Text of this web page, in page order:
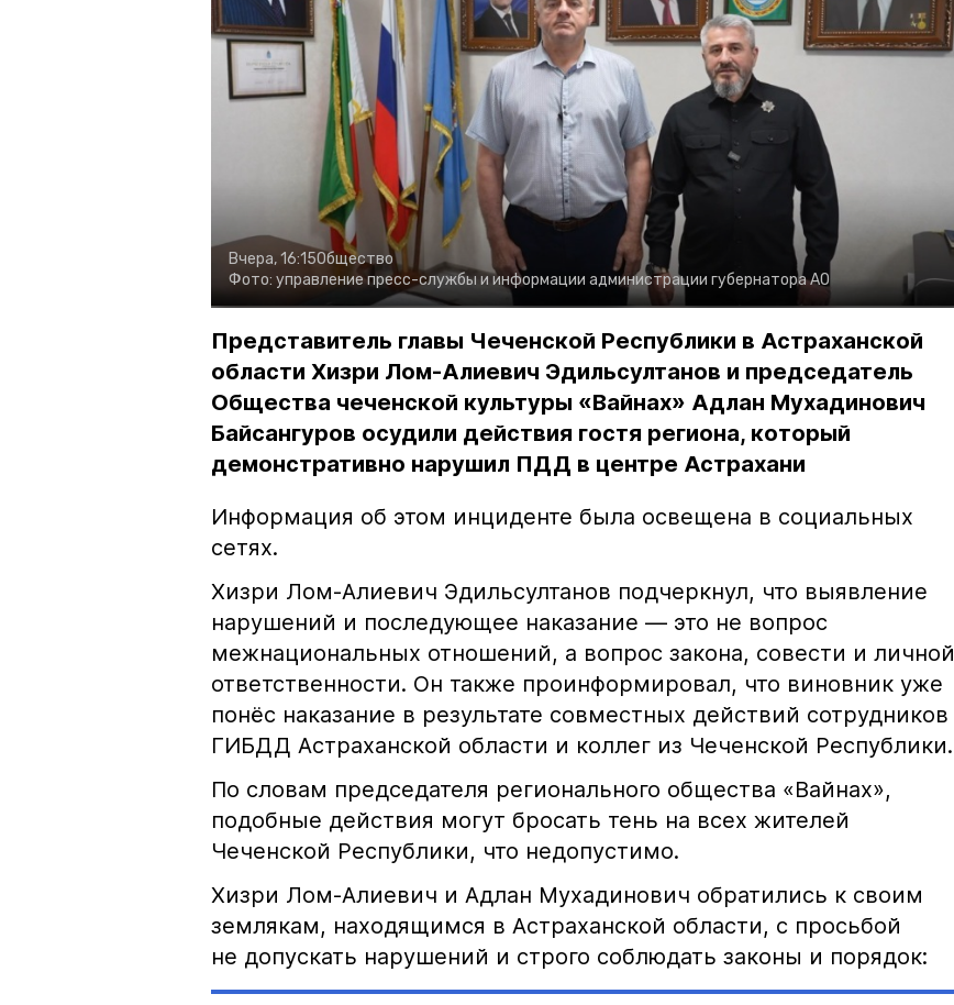
Вчера, 16:15Общество
Фото: управление пресс-службы и информации администрации губернатора АО
Представитель главы Чеченской Республики в Астраханской
области Хизри Лом-Алиевич Эдильсултанов и председатель
Общества чеченской культуры «Вайнах» Адлан Мухадинович
Байсангуров осудили действия гостя региона, который
демонстративно нарушил ПДД в центре Астрахани
Информация об этом инциденте была освещена в социальных
сетях.
Хизри Лом-Алиевич Эдильсултанов подчеркнул, что выявление
нарушений и последующее наказание — это не вопрос
межнациональных отношений, а вопрос закона, совести и личной
ответственности. Он также проинформировал, что виновник уже
понёс наказание в результате совместных действий сотрудников
ГИБДД Астраханской области и коллег из Чеченской Республики.
По словам председателя регионального общества «Вайнах»,
подобные действия могут бросать тень на всех жителей
Чеченской Республики, что недопустимо.
Хизри Лом-Алиевич и Адлан Мухадинович обратились к своим
землякам, находящимся в Астраханской области, с просьбой
не допускать нарушений и строго соблюдать законы и порядок: